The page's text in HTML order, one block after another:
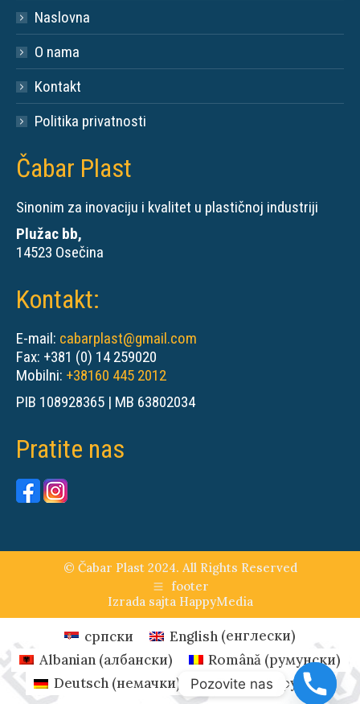
Naslovna
O nama
Kontakt
Politika privatnosti
Čabar Plast
Sinonim za inovaciju i kvalitet u plastičnoj industriji
Plužac bb,
14523 Osečina
Kontakt:
E-mail: cabarplast@gmail.com
Fax: +381 (0) 14 259020
Mobilni: +38160 445 2012
PIB 108928365 | MB 63802034
Pratite nas
© Čabar Plast 2024. All Rights Reserved
footer
Izrada sajta HappyMedia
српски English(енглески)
Albanian(албански) Română (румунски)
Deutsch (немачки) Русский руски
Pozovite nas